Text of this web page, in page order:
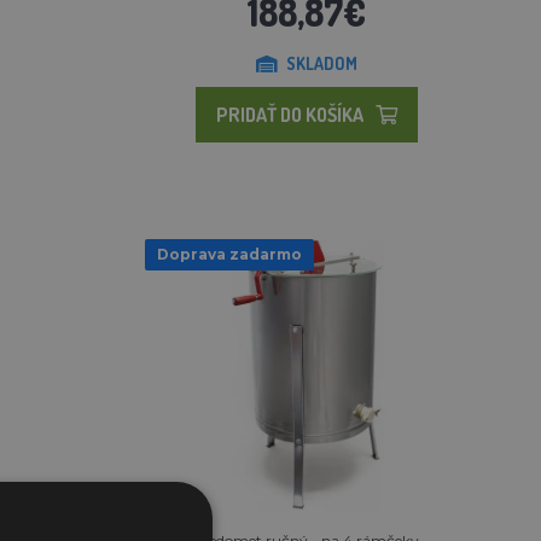
188,87€
SKLADOM
PRIDAŤ DO KOŠÍKA
Doprava zadarmo